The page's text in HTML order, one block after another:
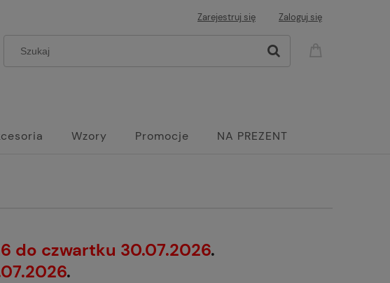
Zarejestruj się Zaloguj się
Wzory Promocje NA PREZENT
do czwartku 30.07.2026.
.